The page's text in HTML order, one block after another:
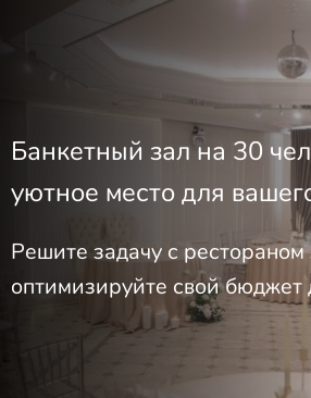
Банкетный зал на 30
уютное место для
Решите задачу с рестораном
оптимизируйте свой бюджет